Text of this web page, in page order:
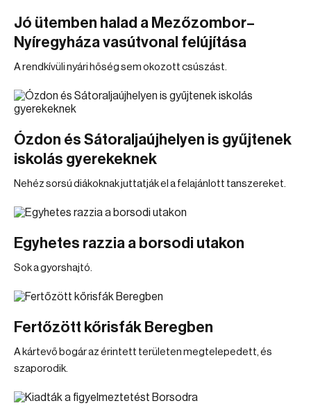
Jó ütemben halad a Mezőzombor–
Nyíregyháza vasútvonal felújítása
A rendkívüli nyári hőség sem okozott csúszást.
Ózdon és Sátoraljaújhelyen is gyűjtenek
iskolás gyerekeknek
Nehéz sorsú diákoknak juttatják el a felajánlott tanszereket.
Egyhetes razzia a borsodi utakon
Sok a gyorshajtó.
Fertőzött kőrisfák Beregben
A kártevő bogár az érintett területen megtelepedett, és
szaporodik.